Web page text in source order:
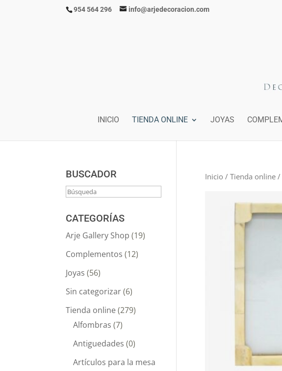
954 564 296 info@arjedecoracion.com
INICIO TIENDA ONLINE JOYAS
Inicio / Tienda online/
BUSCADOR
CATEGORÍAS
Arje Gallery Shop (19)
Complementos (12)
Joyas (56)
Sin categorizar (6)
Tienda online (279)
Alfombras (7)
Antiguedades (0)
Artículos para la mesa